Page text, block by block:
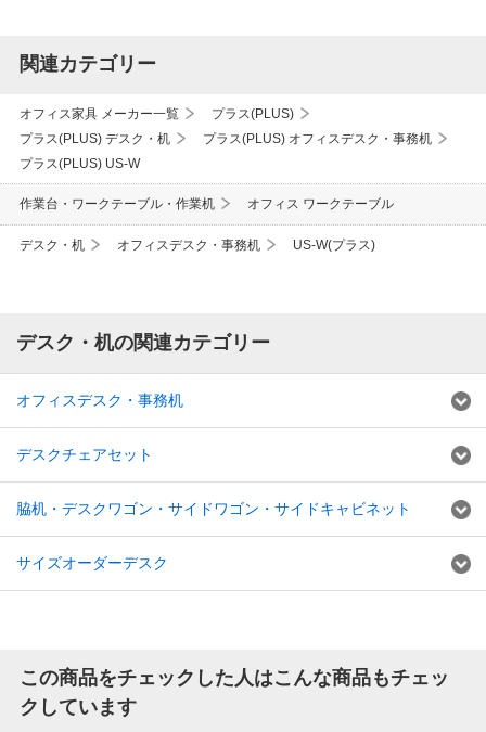
関連カテゴリー
オフィス家具 メーカー一覧
プラス(PLUS)
プラス(PLUS) デスク・机
プラス(PLUS) オフィスデスク・事務机
プラス(PLUS) US-W
作業台・ワークテーブル・作業机 オフィス ワークテーブル
デスク・机 オフィスデスク・事務机 US-W(プラス)
デスク・机の関連カテゴリー
オフィスデスク・事務机
デスクチェアセット
脇机・デスクワゴン・サイドワゴン・サイドキャビネット
サイズオーダーデスク
この商品をチェックした人はこんな商品もチェッ
クしています